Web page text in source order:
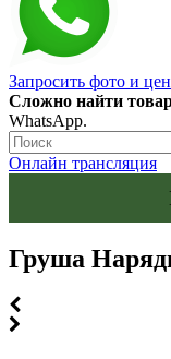
Запросить фото и
Сложно найти
WhatsApp.
Онлайн трансляция
Груша